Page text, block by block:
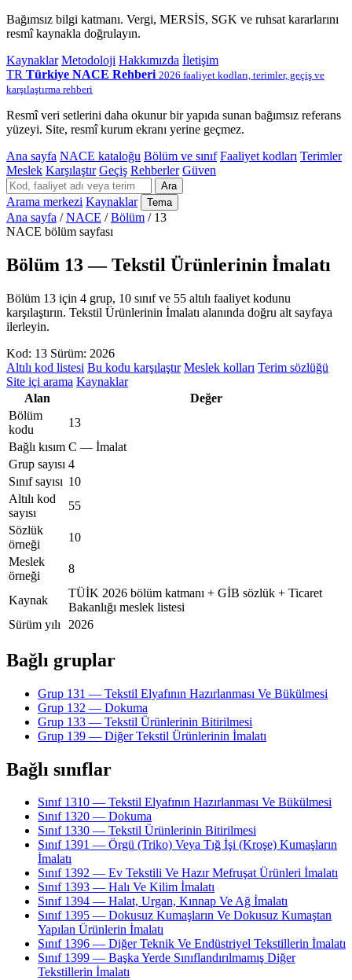
Bağımsız bilgi katmanı. Vergi, MERSİS, SGK ve ruhsat kararlarını
resmî kaynakla doğrulayın.
Kaynaklar Metodoloji Hakkımızda İletişim
TR Türkiye NACE Rehberi 2026 faaliyet kodları, terimler, geçiş ve
karşılaştırma rehberi
Resmî veri setlerini daha okunur bir yapıda sunan bağımsız referans
yüzeyi. Site, resmî kurum ekranı yerine geçmez.
Ana sayfa NACE kataloğu Bölüm ve sınıf Faaliyet kodları Terimler
Meslek Karşılaştır Geçiş Rehberler Güven
Ara
Arama merkezi Kaynaklar Tema
Ana sayfa / NACE / Bölüm / 13
NACE bölüm sayfası
Bölüm 13 — Tekstil Ürünlerinin İmalatı
Bölüm 13 için 4 grup, 10 sınıf ve 55 altılı faaliyet kodunu
karşılaştırın. Tekstil Ürünlerinin İmalatı alanında doğru alt sayfaya
ilerleyin.
Kod: 13 Sürüm: 2026
Altılı kod listesi Bu kodu karşılaştır Meslek kolları Terim sözlüğü
Site içi arama Kaynaklar
Alan
Değer
Bölüm
kodu
13
Bağlı kısım C — İmalat
Grup sayısı 4
Sınıf sayısı 10
Altılı kod
sayısı
55
Sözlük
örneği
10
Meslek
örneği
8
Kaynak
TÜİK 2026 bölüm katmanı + GİB sözlük + Ticaret
Bakanlığı meslek listesi
Sürüm yılı
2026
Bağlı gruplar
Grup 131 — Tekstil Elyafının Hazırlanması Ve Bükülmesi
Grup 132 — Dokuma
Grup 133 — Tekstil Ürünlerinin Bitirilmesi
Grup 139 — Diğer Tekstil Ürünlerinin İmalatı
Bağlı sınıflar
Sınıf 1310 — Tekstil Elyafının Hazırlanması Ve Bükülmesi
Sınıf 1320 — Dokuma
Sınıf 1330 — Tekstil Ürünlerinin Bitirilmesi
Sınıf 1391 — Örgü (Triko) Veya Tığ İşi (Kroşe) Kumaşların
İmalatı
Sınıf 1392 — Ev Tekstili Ve Hazır Mefruşat Ürünleri İmalatı
Sınıf 1393 — Halı Ve Kilim İmalatı
Sınıf 1394 — Halat, Urgan, Kınnap Ve Ağ İmalatı
Sınıf 1395 — Dokusuz Kumaşların Ve Dokusuz Kumaştan
Yapılan Ürünlerin İmalatı
Sınıf 1396 — Diğer Teknik Ve Endüstriyel Tekstillerin İmalatı
Sınıf 1399 — Başka Yerde Sınıflandırılmamış Diğer
Tekstillerin İmalatı